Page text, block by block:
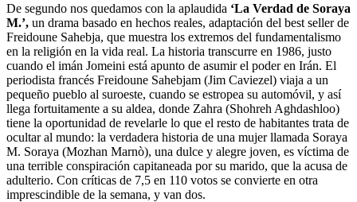
De segundo nos quedamos con la aplaudida ‘La Verdad de Soraya
M.’, un drama basado en hechos reales, adaptación del best seller de
Freidoune Sahebja, que muestra los extremos del fundamentalismo
en la religión en la vida real. La historia transcurre en 1986, justo
cuando el imán Jomeini está apunto de asumir el poder en Irán. El
periodista francés Freidoune Sahebjam (Jim Caviezel) viaja a un
pequeño pueblo al suroeste, cuando se estropea su automóvil, y así
llega fortuitamente a su aldea, donde Zahra (Shohreh Aghdashloo)
tiene la oportunidad de revelarle lo que el resto de habitantes trata de
ocultar al mundo: la verdadera historia de una mujer llamada Soraya
M. Soraya (Mozhan Marnò), una dulce y alegre joven, es víctima de
una terrible conspiración capitaneada por su marido, que la acusa de
adulterio. Con críticas de 7,5 en 110 votos se convierte en otra
imprescindible de la semana, y van dos.